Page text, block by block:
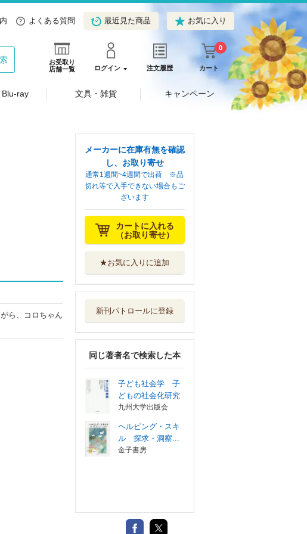
よくある質問 最近見た商品 お気に入り
お受取り
店舗一覧
ログイン 注文履歴 カート
0
Blu-ray 文具・雑貨 キャンペーン
ら、コロちゃん
メーカーに在庫有無を確認
し、お取り寄せ
通常1週間~4週間で出荷 ※品
切れ等で入手できない場合もご
ざいます
カートに入れる
（お取り寄せ）
★お気に入りに追加
新刊パトロールに登録
同じ著者名で検索した本
子ども社会学 子
どもの社会化研究
九州大学出版会
ヘルピング・スキ
ル 探求・洞察...
金子書房